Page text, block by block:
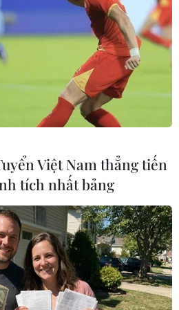
Việt Nam thẳng tiến
tích nhất bảng